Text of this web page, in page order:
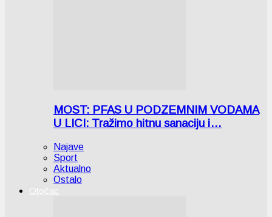
MOST: PFAS U PODZEMNIM VODAMA
U LICI: Tražimo hitnu sanaciju i…
Najave
Sport
Aktualno
Ostalo
Otočac